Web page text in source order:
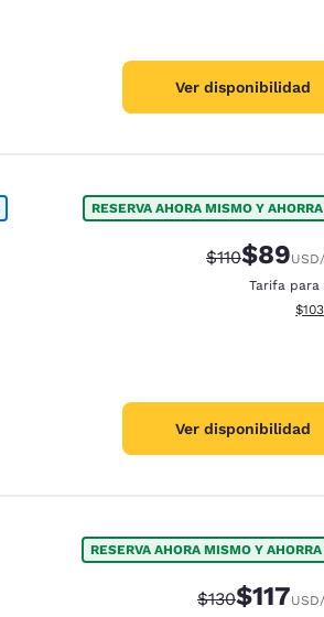
Ver disponibilidad
RESERVA AHORA MISMO Y
Tarifa
$110Tarifa
$89USD
Tarifa para
Ver
$103
Ver disponibilidad
RESERVA AHORA MISMO Y
Tarifa tachada:
$130Tarifa
$117USD